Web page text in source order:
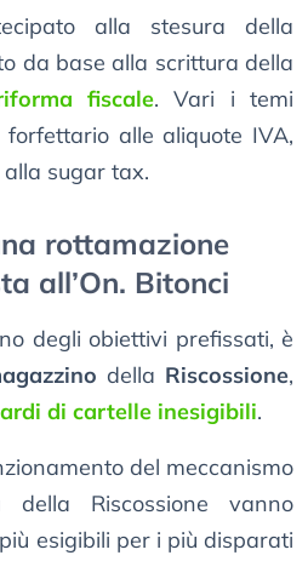
alla stesura della
da base alla scrittura della
fiscale. Vari i temi
alle aliquote IVA,
sugar tax.
rottamazione
all’On. Bitonci
degli obiettivi prefissati, è
della Riscossione,
di cartelle inesigibili.
del meccanismo
della Riscossione vanno
esigibili per i più disparati